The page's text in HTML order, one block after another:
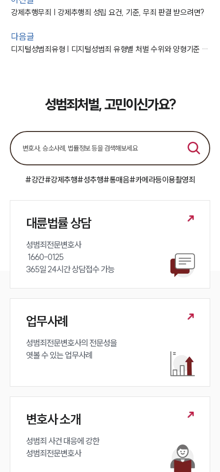
만화로 보는 사례
강제추행무죄 | 강제추행죄 성립 요건, 기준, 무죄 판결 받으려면?
다음글
디지털성범죄유형 | 디지털성범죄 유형별 처벌 수위와 양형기준 총정리
성범죄처벌, 고민이신가요?
#강간#강제추행#성추행#통매음#카메라등이용촬영죄
대륜법률 상담
성범죄전문변호사
365일 24시간 상담접수 가능
업무사례
성범죄전문변호사의 전문성을
엿볼 수 있는 업무사례
변호사 소개
성범죄 사건 대응에 강한
성범죄전문변호사